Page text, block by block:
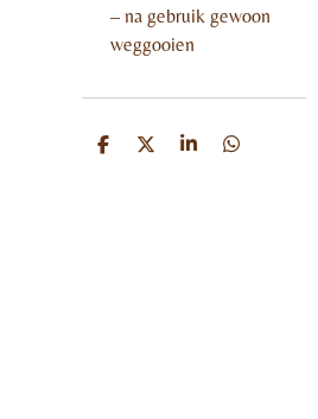
– na gebruik gewoon
weggooien
D
D
S
D